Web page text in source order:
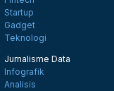
Startup
Gadget
Teknologi
Jurnalisme Data
Infografik
Analisis